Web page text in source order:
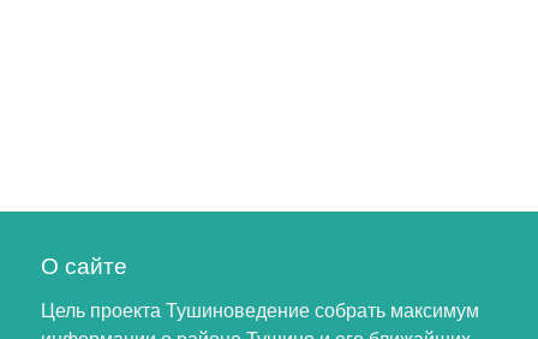
О сайте
Цель проекта Тушиноведение собрать максимум